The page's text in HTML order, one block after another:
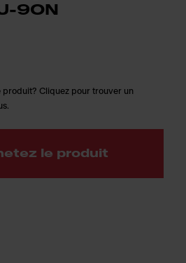
9ON
produit? Cliquez pour trouver un
le produit